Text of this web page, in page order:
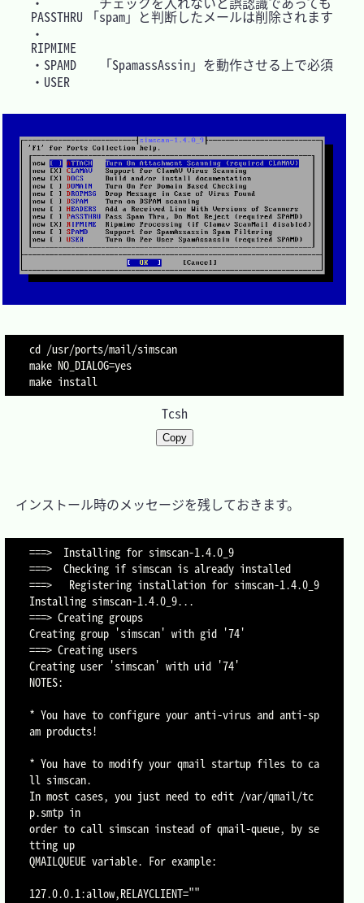
PASSTHRU
「spam」と判断したメールは削除されます
・
RIPMIME
・SPAMD
「SpamassAssin」を動作させる上で必須
・USER
cd /usr/ports/mail/simscan
make NO_DIALOG=yes
make install
Tcsh
Copy
インストール時のメッセージを残しておきます。
===>  Installing for simscan-1.4.0_9
===>  Checking if simscan is already installed
===>   Registering installation for simscan-1.4.0_9
Installing simscan-1.4.0_9...
===> Creating groups
Creating group 'simscan' with gid '74'
===> Creating users
Creating user 'simscan' with uid '74'
NOTES:
* You have to configure your anti-virus and anti-sp
am products!
* You have to modify your qmail startup files to ca
ll simscan.
In most cases, you just need to edit /var/qmail/tc
p.smtp in
order to call simscan instead of qmail-queue, by se
tting up
QMAILQUEUE variable. For example:
127.0.0.1:allow,RELAYCLIENT=""